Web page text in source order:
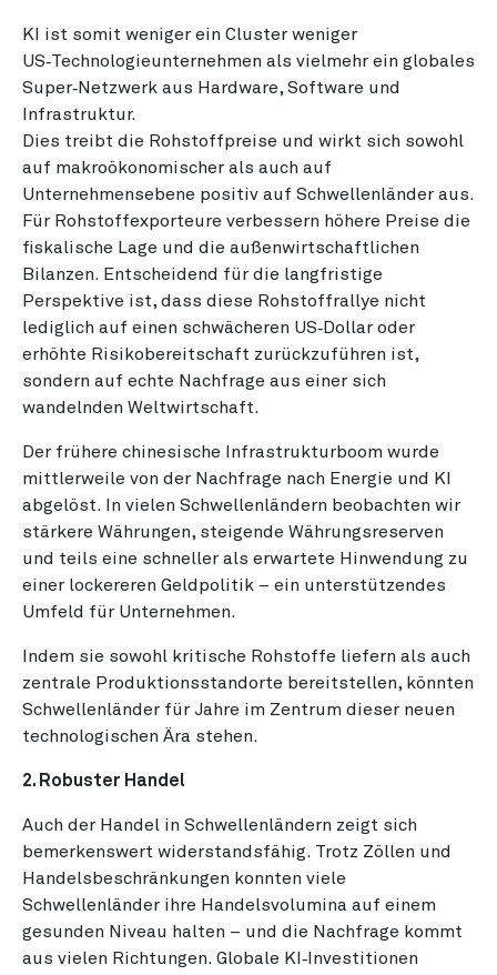
KI ist somit weniger ein Cluster weniger
US‑Technologieunternehmen als vielmehr ein globales
Super‑Netzwerk aus Hardware, Software und
Infrastruktur.
Dies treibt die Rohstoffpreise und wirkt sich sowohl
auf makroökonomischer als auch auf
Unternehmensebene positiv auf Schwellenländer aus.
Für Rohstoffexporteure verbessern höhere Preise die
fiskalische Lage und die außenwirtschaftlichen
Bilanzen. Entscheidend für die langfristige
Perspektive ist, dass diese Rohstoffrallye nicht
lediglich auf einen schwächeren US‑Dollar oder
erhöhte Risikobereitschaft zurückzuführen ist,
sondern auf echte Nachfrage aus einer sich
wandelnden Weltwirtschaft.
Der frühere chinesische Infrastrukturboom wurde
mittlerweile von der Nachfrage nach Energie und KI
abgelöst. In vielen Schwellenländern beobachten wir
stärkere Währungen, steigende Währungsreserven
und teils eine schneller als erwartete Hinwendung zu
einer lockereren Geldpolitik – ein unterstützendes
Umfeld für Unternehmen.
Indem sie sowohl kritische Rohstoffe liefern als auch
zentrale Produktionsstandorte bereitstellen, könnten
Schwellenländer für Jahre im Zentrum dieser neuen
technologischen Ära stehen.
2. Robuster Handel
Auch der Handel in Schwellenländern zeigt sich
bemerkenswert widerstandsfähig. Trotz Zöllen und
Handelsbeschränkungen konnten viele
Schwellenländer ihre Handelsvolumina auf einem
gesunden Niveau halten – und die Nachfrage kommt
aus vielen Richtungen. Globale KI‑Investitionen